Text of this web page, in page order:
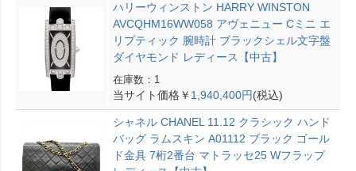
ハリーウィンストン HARRY WINSTON
AVCQHM16WW058 アヴェニュー Cミニ エ
リプティック 腕時計 ブラックシェル文字盤
ダイヤモンド レディース【中古】
在庫数：1
当サイト価格￥ 1,940,400円(税込)
シャネル CHANEL 11.12 クラシック ハンド
バッグ ラムスキン A01112 ブラック ゴール
ド金具 7桁2番台 マトラッセ25 Wフラップ